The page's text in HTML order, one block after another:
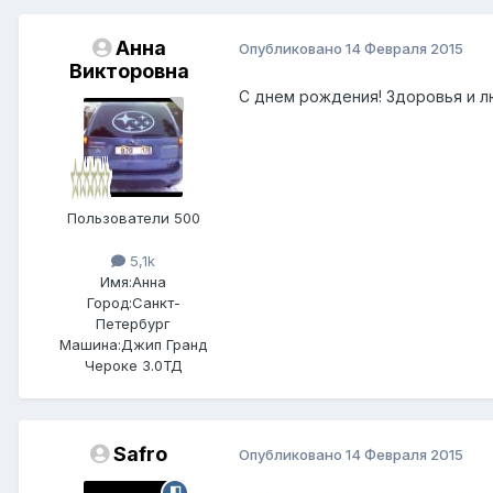
Анна
Викторовна
Пользователи 500
5,1k
Имя:Анна
Город:Санкт-
Петербург
Машина:Джип Гранд
Чероке 3.0ТД
Опубликовано 14 Февраля 2015
С днем рождения! Здоровья и
Safro Опубликовано 14 Февраля 2015